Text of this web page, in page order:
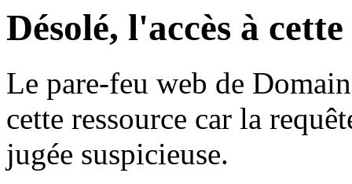
Désolé, l'accès à
Le pare-feu web de
cette ressource car la
jugée suspicieuse.